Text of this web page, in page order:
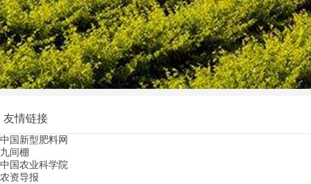
友情链接
中国新型肥料网
九间棚
中国农业科学院
农资导报